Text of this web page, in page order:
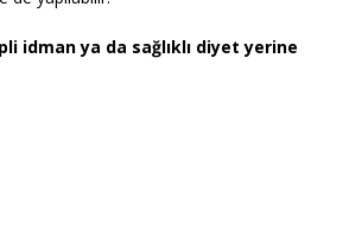
idman ya da sağlıklı diyet yerine